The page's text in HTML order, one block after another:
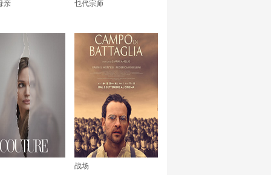
亲 乜代宗师
战场